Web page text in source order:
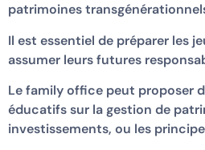
patrimoines
Il est essentiel de préparer les
assumer leurs futures
Le family office peut proposer
éducatifs sur la gestion de
investissements, ou les